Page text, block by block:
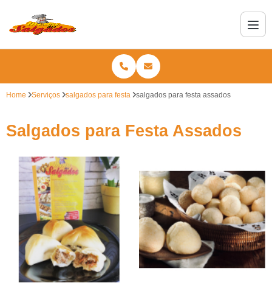
Home Serviços salgados para festa salgados para festa assados
Salgados para Festa Assados